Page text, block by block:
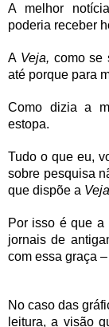
A melhor
poderia receber
A Veja, como se
até porque para
Como dizia a
estopa.
Tudo o que eu,
sobre pesquisa
que dispõe a Veja
Por isso é que a
jornais de
com essa graça
No caso das
leitura, a visão